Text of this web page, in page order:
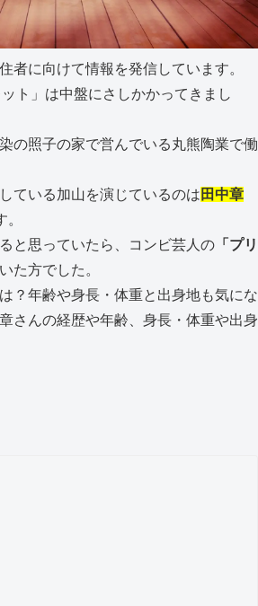
者に向けて情報を発信しています。
ト」は中盤にさしかかってきまし
の照子の家で営んでいる丸熊陶業で働
ている加山を演じているのは 田中章
。
と思っていたら、コンビ芸人の 「プリ
た方でした。
？年齢や身長・体重と出身地も気にな
さんの経歴や年齢、身長・体重や出身